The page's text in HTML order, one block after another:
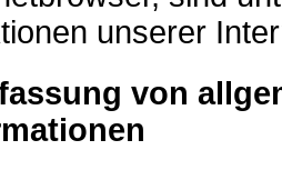
unserer
von